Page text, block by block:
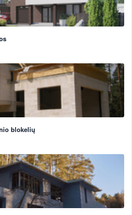
blokelių